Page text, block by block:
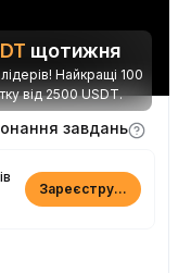
щотижня
Найкращі 100
від 2500 USDT.
завдань
Зареєструватися